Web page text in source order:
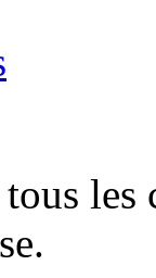
les